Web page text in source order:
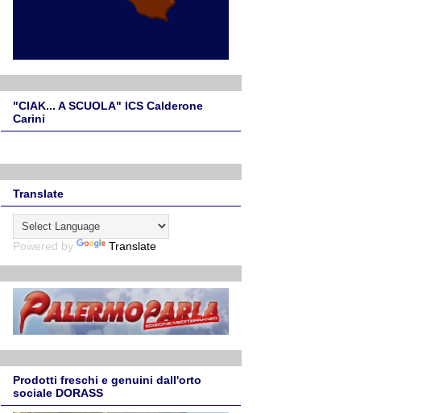
"CIAK... A SCUOLA" ICS Calderone
Carini
Translate
Powered by Translate
Prodotti freschi e genuini dall'orto
sociale DORASS